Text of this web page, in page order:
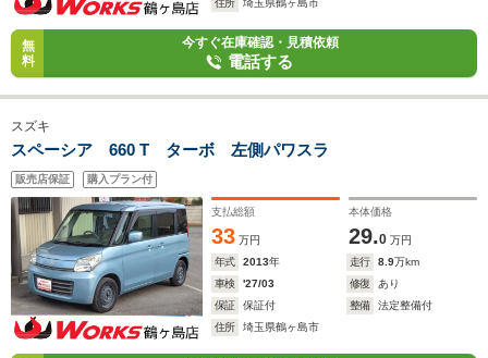
住所 埼玉県鶴ヶ島市
無
料
今すぐ在庫確認・見積依頼
電話する
スズキ
スペーシア 660 T ターボ 左側パワスラ
販売店保証 購入プラン付
支払総額
33 万円
本体価格
29.0 万円
年式
2013年 走行 8.9万km
車検
'27/03 修復
あり
保証
保証付 整備
法定整備付
住所
埼玉県鶴ヶ島市